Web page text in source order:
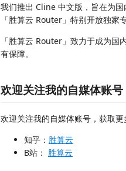
我们推出 Cline 中文版，旨在为
「胜算云 Router」特别开放独家
「胜算云 Router」致力于成为
有保障。
欢迎关注我的自媒体账号
欢迎关注我的自媒体账号，获取更
知乎： 胜算云
B站： 胜算云